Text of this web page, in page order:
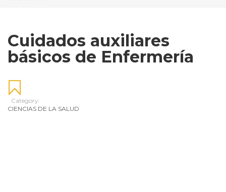
Cuidados auxiliares
básicos de Enfermería
Category:
CIENCIAS DE LA SALUD